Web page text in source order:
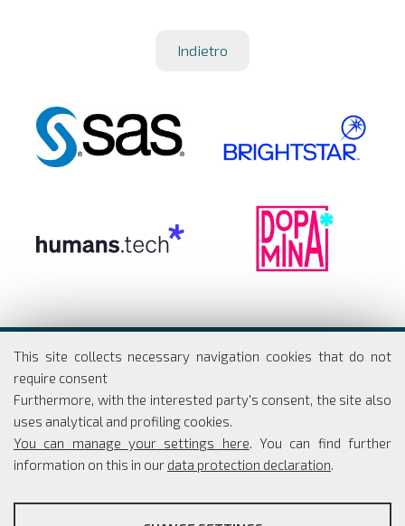
This site collects necessary navigation cookies that do not
require consent
Furthermore, with the interested party's consent, the site also
uses analytical and profiling cookies.
You can manage your settings here. You can find further
information on this in our data protection declaration.
PROFILING COOKIES
Indietro
Università degli studi di Roma
Via Columbia, 2
00133 Roma